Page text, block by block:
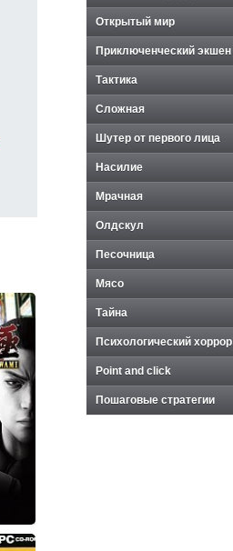
Открытый мир
Приключенческий экшен
Тактика
Сложная
Шутер от первого лица
Насилие
Мрачная
Олдскул
Песочница
Мясо
Тайна
Психологический хоррор
Point and click
Пошаговые стратегии